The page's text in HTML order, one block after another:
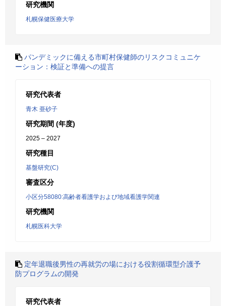
研究機関
札幌保健医療大学
パンデミックに備える市町村保健師のリスクコミュニケ
ーション：検証と準備への提言
研究代表者
青木 亜砂子
研究期間 (年度)
2025 – 2027
研究種目
基盤研究(C)
審査区分
小区分58080:高齢者看護学および地域看護学関連
研究機関
札幌医科大学
定年退職後男性の再就労の場における役割循環型介護予
防プログラムの開発
研究代表者